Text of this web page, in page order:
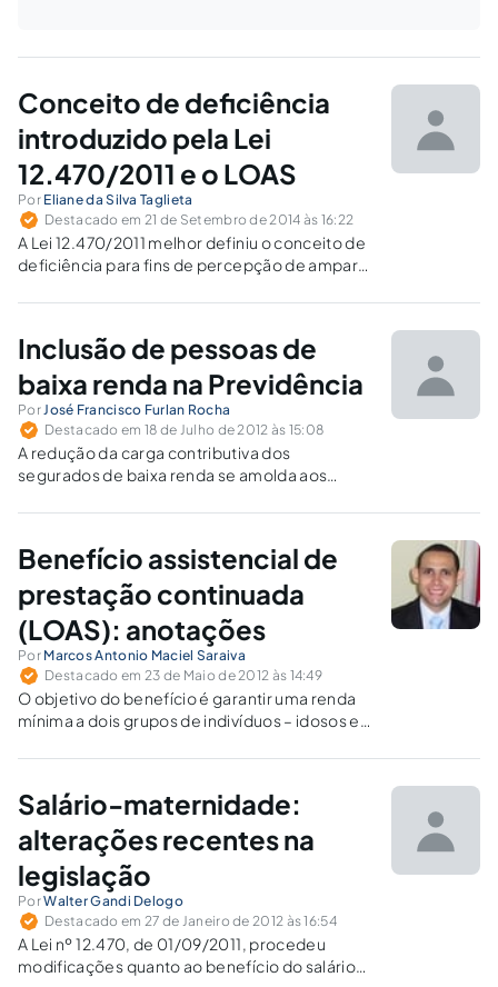
Conceito de deficiência
introduzido pela Lei
12.470/2011 e o LOAS
Por Eliane da Silva Taglieta
Destacado em 21 de Setembro de 2014 às 16:22
A Lei 12.470/2011 melhor definiu o conceito de
deficiência para fins de percepção de amparo
aberto, o que possibilitará a facilitação das
tema.
Inclusão de pessoas de
baixa renda na Previdência
PorJosé Francisco Furlan Rocha
Destacado em 18 de Julho de 2012 às 15:08
A redução da carga contributiva dos
segurados de baixa renda se amolda aos
forma de participação do custeio, isonomia
efetividade normativa ao princípio da
universalidade de cobertura e atendimento.
Benefício assistencial de
prestação continuada
(LOAS): anotações
Por Marcos Antonio Maciel Saraiva
Destacado em 23 de Maio de 2012 às 14:49
O objetivo do benefício é garantir uma renda
mínima a dois grupos de indivíduos – idosos e
vulneráveis ao risco social de não exercer
subsistência.
Salário-maternidade:
alterações recentes na
legislação
PorWalter Gandi Delogo
Destacado em 27 de Janeiro de 2012 às 16:54
A Lei nº 12.470, de 01/09/2011, procedeu
modificações quanto ao benefício do salário-